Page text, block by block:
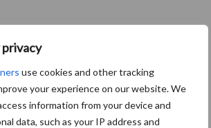
use cookies and other tracking
your experience on our website. We
information from your device and
data, such as your IP address and